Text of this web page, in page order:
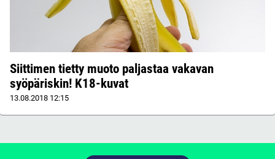
Siittimen tietty muoto paljastaa vakavan
syöpäriskin! K18-kuvat
13.08.2018 12:15